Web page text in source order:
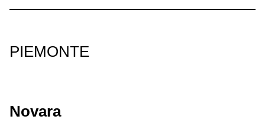
PIEMONTE
Novara